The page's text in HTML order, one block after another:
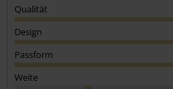
Qualität
Design
Passform
Weite